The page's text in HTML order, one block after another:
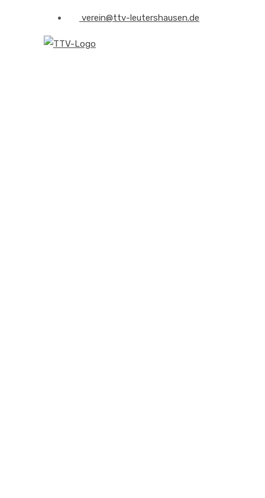
verein@ttv-leutershausen.de